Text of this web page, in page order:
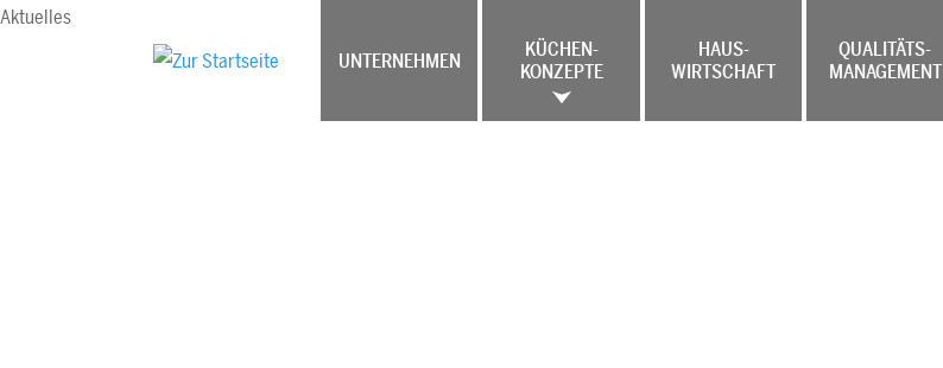
Aktuelles
UNTERNEHMEN
KÜCHEN-
KONZEPTE
HAUS-
WIRTSCHAFT
QUALITÄTS-
MANAGEMENT